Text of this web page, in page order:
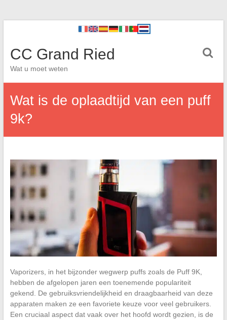
CC Grand Ried
Wat u moet weten
Wat is de oplaadtijd van een puff
9k?
Vaporizers, in het bijzonder wegwerp puffs zoals de Puff 9K,
hebben de afgelopen jaren een toenemende populariteit
gekend. De gebruiksvriendelijkheid en draagbaarheid van deze
apparaten maken ze een favoriete keuze voor veel gebruikers.
Een cruciaal aspect dat vaak over het hoofd wordt gezien, is de